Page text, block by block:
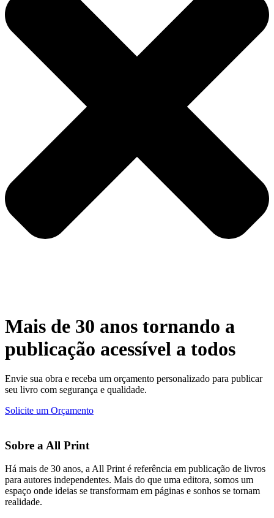
Mais de 30 anos tornando a
publicação acessível a todos
Envie sua obra e receba um orçamento personalizado para publicar
seu livro com segurança e qualidade.
Solicite um Orçamento
Sobre a All Print
Há mais de 30 anos, a All Print é referência em publicação de livros
para autores independentes. Mais do que uma editora, somos um
espaço onde ideias se transformam em páginas e sonhos se tornam
realidade.